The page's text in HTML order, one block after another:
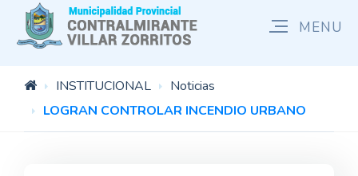
INSTITUCIONAL
Noticias
LOGRAN CONTROLAR INCENDIO URBANO